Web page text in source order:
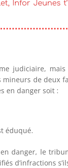
Infor Jeunes
judiciaire,
de deux
en danger soit :
éduqué.
danger, le
d’infractions